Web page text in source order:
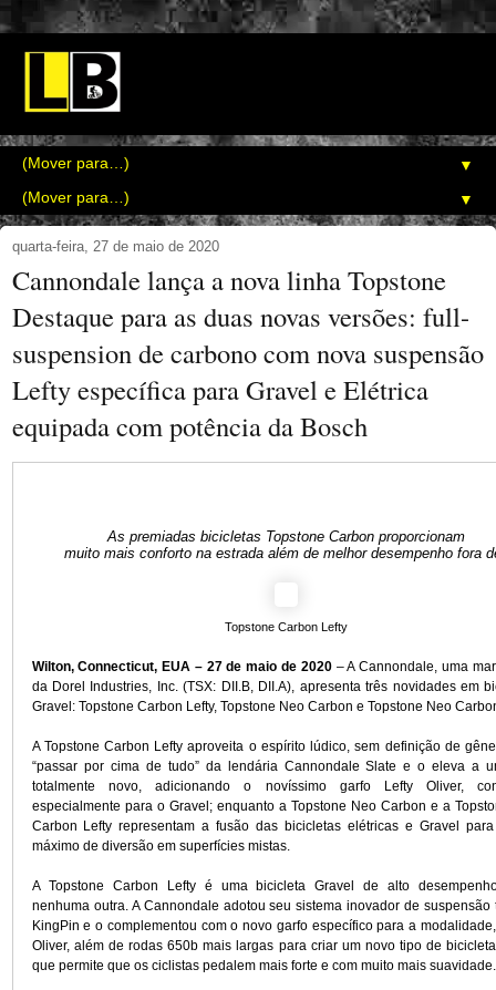
▼
▼
quarta-feira, 27 de maio de 2020
Cannondale lança a nova linha Topstone
Destaque para as duas novas versões: full-
suspension de carbono com nova suspensão
Lefty específica para Gravel e Elétrica
equipada com potência da Bosch
muito mais conforto na estrada além de melhor
Topstone Carbon Lefty
Wilton, Connecticut, EUA – 27 de maio de 2020– A
da Dorel Industries, Inc. (TSX: DII.B, DII.A), apresenta três
Gravel: Topstone Carbon Lefty, Topstone Neo Carbon e
A Topstone Carbon Lefty aproveita o espírito lúdico, sem
“passar por cima de tudo” da lendária Cannondale
totalmente novo, adicionando o novíssimo garfo
especialmente para o Gravel; enquanto a Topstone Neo